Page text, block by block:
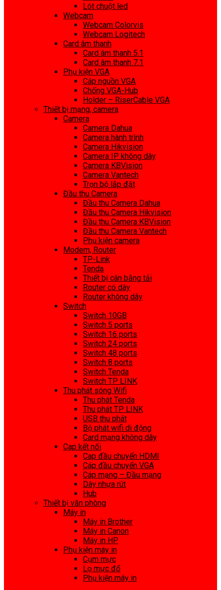
Lót chuột led
Webcam
Webcam Colorvis
Webcam Logitech
Card âm thanh
Card âm thanh 5.1
Card âm thanh 7.1
Phụ kiện VGA
Cáp nguồn VGA
Chống VGA-Hub
Holder – RiserCable VGA
Thiết bị mạng, camera
Camera
Camera Dahua
Camera hành trình
Camera Hikvision
Camera IP không dây
Camera KBVision
Camera Vantech
Trọn bộ lắp đặt
Đầu thu Camera
Đầu thu Camera Dahua
Đầu thu Camera Hikvision
Đầu thu Camera KBVision
Đầu thu Camera Vantech
Phụ kiện camera
Modem, Router
TP-Link
Tenda
Thiết bị cân bằng tải
Router có dây
Router không dây
Switch
Switch 10GB
Switch 5 ports
Switch 16 ports
Switch 24 ports
Switch 48 ports
Switch 8 ports
Switch Tenda
Switch TP LINK
Thu phát sóng Wifi
Thu phát Tenda
Thu phát TP LINK
USB thu phát
Bộ phát wifi di động
Card mạng không dây
Cap kết nối
Cap đầu chuyển HDMI
Cáp đầu chuyển VGA
Cáp mạng – Đầu mạng
Dây nhựa rút
Hub
Thiết bị văn phòng
Máy in
Máy in Brother
Máy in Canon
Máy in HP
Phụ kiện máy in
Cụm mực
Lọ mực đổ
Phụ kiện máy in